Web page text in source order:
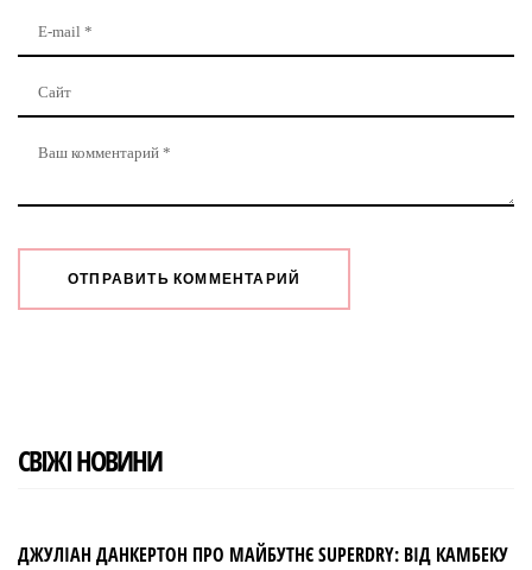
СВІЖІ НОВИНИ
ДЖУЛІАН ДАНКЕРТОН ПРО МАЙБУТНЄ SUPERDRY: ВІД КАМБЕКУ